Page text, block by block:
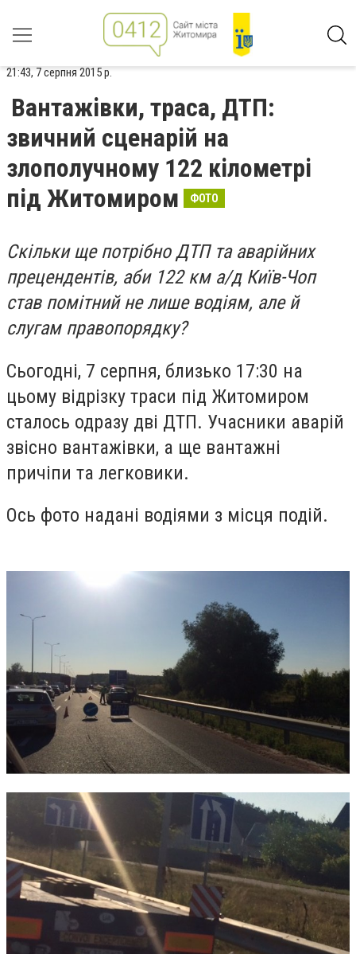
21:43, 7 серпня 2015 р.
Вантажівки, траса, ДТП:
звичний сценарій на
злополучному 122 кілометрі
під Житомиром
ФОТО
Скільки ще потрібно ДТП та аварійних
прецендентів, аби 122 км а/д Київ-Чоп
став помітний не лише водіям, але й
слугам правопорядку?
Сьогодні, 7 серпня, близько 17:30 на
цьому відрізку траси під Житомиром
сталось одразу дві ДТП. Учасники аварій
звісно вантажівки, а ще вантажні
причіпи та легковики.
Ось фото надані водіями з місця подій.